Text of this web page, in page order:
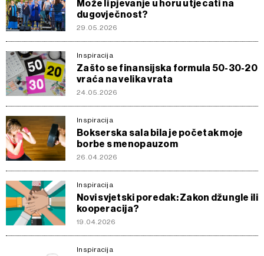
Može li pjevanje u horu utjecati na
dugovječnost?
29.05.2026
Inspiracija
Zašto se finansijska formula 50-30-20
vraća na velika vrata
24.05.2026
Inspiracija
Bokserska sala bila je početak moje
borbe s menopauzom
26.04.2026
Inspiracija
Novi svjetski poredak: Zakon džungle ili
kooperacija?
19.04.2026
Inspiracija